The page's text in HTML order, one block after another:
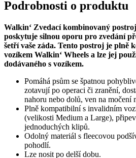
Podrobnosti o produktu
Walkin‘ Zvedací kombinovaný
poskytuje silnou oporu pro zvedání
šetří vaše záda. Tento postroj je plně
vozíkem Walkin‘ Wheels a lze jej
dodávaného s vozíkem.
Pomáhá psům se špatnou
zotavují po operaci či zranění,
nahoru nebo dolů, ven na močení
Plně kompatibilní s invalidním
(velikosti Medium a Large),
jednoduchých klipů.
Odolný materiál s fleecovou
pohodlí.
Lze nosit po delší dobu.